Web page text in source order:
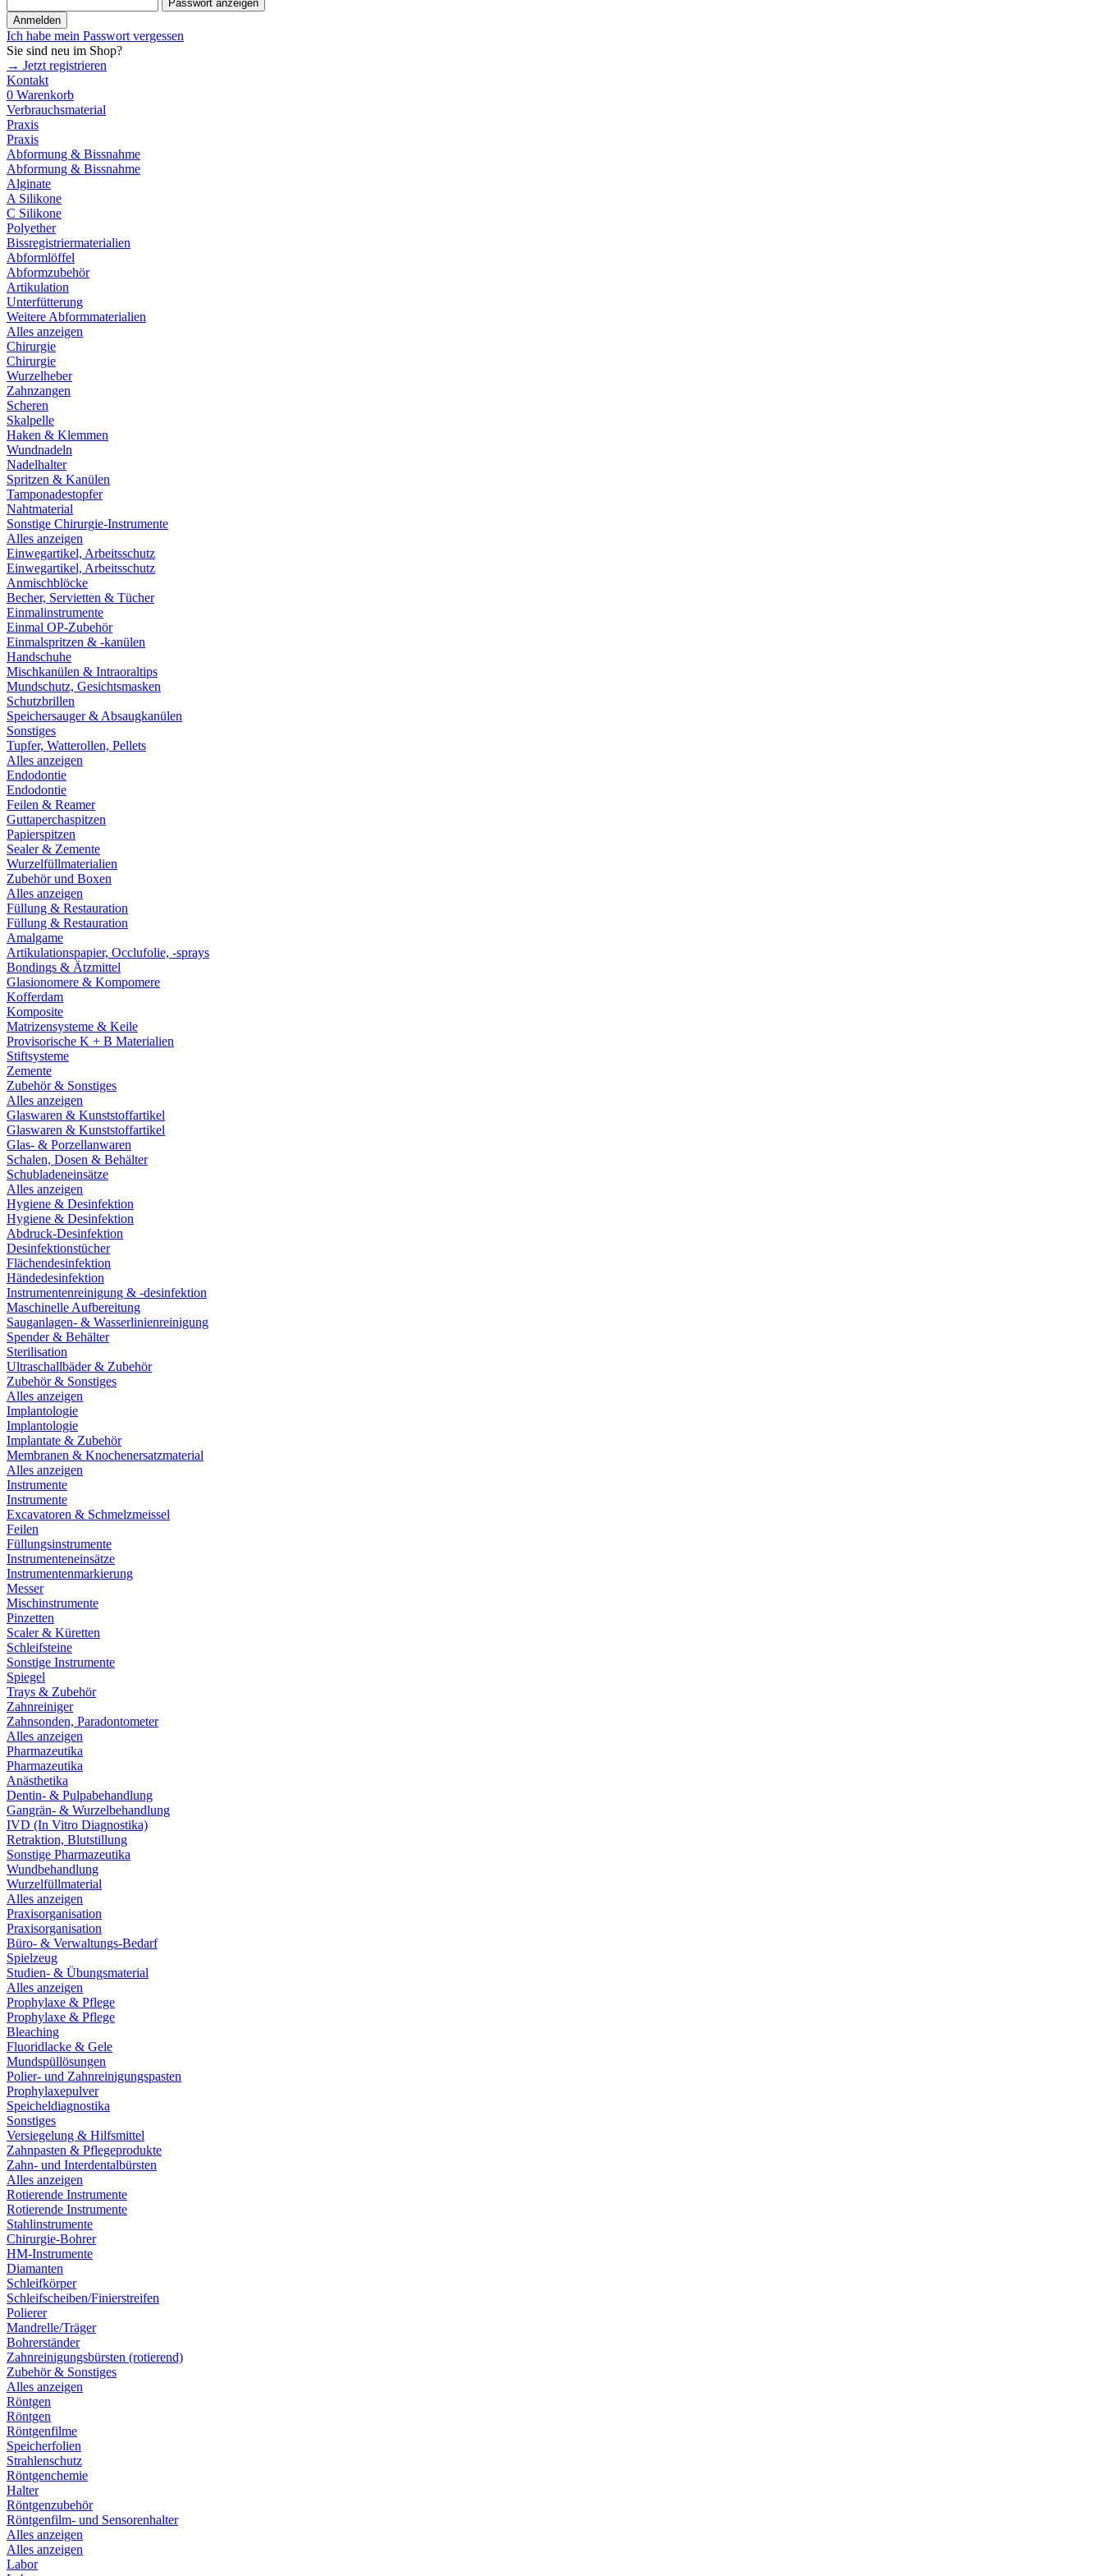
Passwort anzeigen
Anmelden
Ich habe mein Passwort vergessen
Sie sind neu im Shop?
→ Jetzt registrieren
Kontakt
0 Warenkorb
Verbrauchsmaterial
Praxis
Praxis
Abformung & Bissnahme
Abformung & Bissnahme
Alginate
A Silikone
C Silikone
Polyether
Bissregistriermaterialien
Abformlöffel
Abformzubehör
Artikulation
Unterfütterung
Weitere Abformmaterialien
Alles anzeigen
Chirurgie
Chirurgie
Wurzelheber
Zahnzangen
Scheren
Skalpelle
Haken & Klemmen
Wundnadeln
Nadelhalter
Spritzen & Kanülen
Tamponadestopfer
Nahtmaterial
Sonstige Chirurgie-Instrumente
Alles anzeigen
Einwegartikel, Arbeitsschutz
Einwegartikel, Arbeitsschutz
Anmischblöcke
Becher, Servietten & Tücher
Einmalinstrumente
Einmal OP-Zubehör
Einmalspritzen & -kanülen
Handschuhe
Mischkanülen & Intraoraltips
Mundschutz, Gesichtsmasken
Schutzbrillen
Speichersauger & Absaugkanülen
Sonstiges
Tupfer, Watterollen, Pellets
Alles anzeigen
Endodontie
Endodontie
Feilen & Reamer
Guttaperchaspitzen
Papierspitzen
Sealer & Zemente
Wurzelfüllmaterialien
Zubehör und Boxen
Alles anzeigen
Füllung & Restauration
Füllung & Restauration
Amalgame
Artikulationspapier, Occlufolie, -sprays
Bondings & Ätzmittel
Glasionomere & Kompomere
Kofferdam
Komposite
Matrizensysteme & Keile
Provisorische K + B Materialien
Stiftsysteme
Zemente
Zubehör & Sonstiges
Alles anzeigen
Glaswaren & Kunststoffartikel
Glaswaren & Kunststoffartikel
Glas- & Porzellanwaren
Schalen, Dosen & Behälter
Schubladeneinsätze
Alles anzeigen
Hygiene & Desinfektion
Hygiene & Desinfektion
Abdruck-Desinfektion
Desinfektionstücher
Flächendesinfektion
Händedesinfektion
Instrumentenreinigung & -desinfektion
Maschinelle Aufbereitung
Sauganlagen- & Wasserlinienreinigung
Spender & Behälter
Sterilisation
Ultraschallbäder & Zubehör
Zubehör & Sonstiges
Alles anzeigen
Implantologie
Implantologie
Implantate & Zubehör
Membranen & Knochenersatzmaterial
Alles anzeigen
Instrumente
Instrumente
Excavatoren & Schmelzmeissel
Feilen
Füllungsinstrumente
Instrumenteneinsätze
Instrumentenmarkierung
Messer
Mischinstrumente
Pinzetten
Scaler & Küretten
Schleifsteine
Sonstige Instrumente
Spiegel
Trays & Zubehör
Zahnreiniger
Zahnsonden, Paradontometer
Alles anzeigen
Pharmazeutika
Pharmazeutika
Anästhetika
Dentin- & Pulpabehandlung
Gangrän- & Wurzelbehandlung
IVD (In Vitro Diagnostika)
Retraktion, Blutstillung
Sonstige Pharmazeutika
Wundbehandlung
Wurzelfüllmaterial
Alles anzeigen
Praxisorganisation
Praxisorganisation
Büro- & Verwaltungs-Bedarf
Spielzeug
Studien- & Übungsmaterial
Alles anzeigen
Prophylaxe & Pflege
Prophylaxe & Pflege
Bleaching
Fluoridlacke & Gele
Mundspüllösungen
Polier- und Zahnreinigungspasten
Prophylaxepulver
Speicheldiagnostika
Sonstiges
Versiegelung & Hilfsmittel
Zahnpasten & Pflegeprodukte
Zahn- und Interdentalbürsten
Alles anzeigen
Rotierende Instrumente
Rotierende Instrumente
Stahlinstrumente
Chirurgie-Bohrer
HM-Instrumente
Diamanten
Schleifkörper
Schleifscheiben/Finierstreifen
Polierer
Mandrelle/Träger
Bohrerständer
Zahnreinigungsbürsten (rotierend)
Zubehör & Sonstiges
Alles anzeigen
Röntgen
Röntgen
Röntgenfilme
Speicherfolien
Strahlenschutz
Röntgenchemie
Halter
Röntgenzubehör
Röntgenfilm- und Sensorenhalter
Alles anzeigen
Alles anzeigen
Labor